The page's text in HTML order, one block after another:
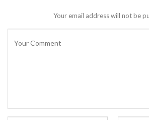
Your email address will not be